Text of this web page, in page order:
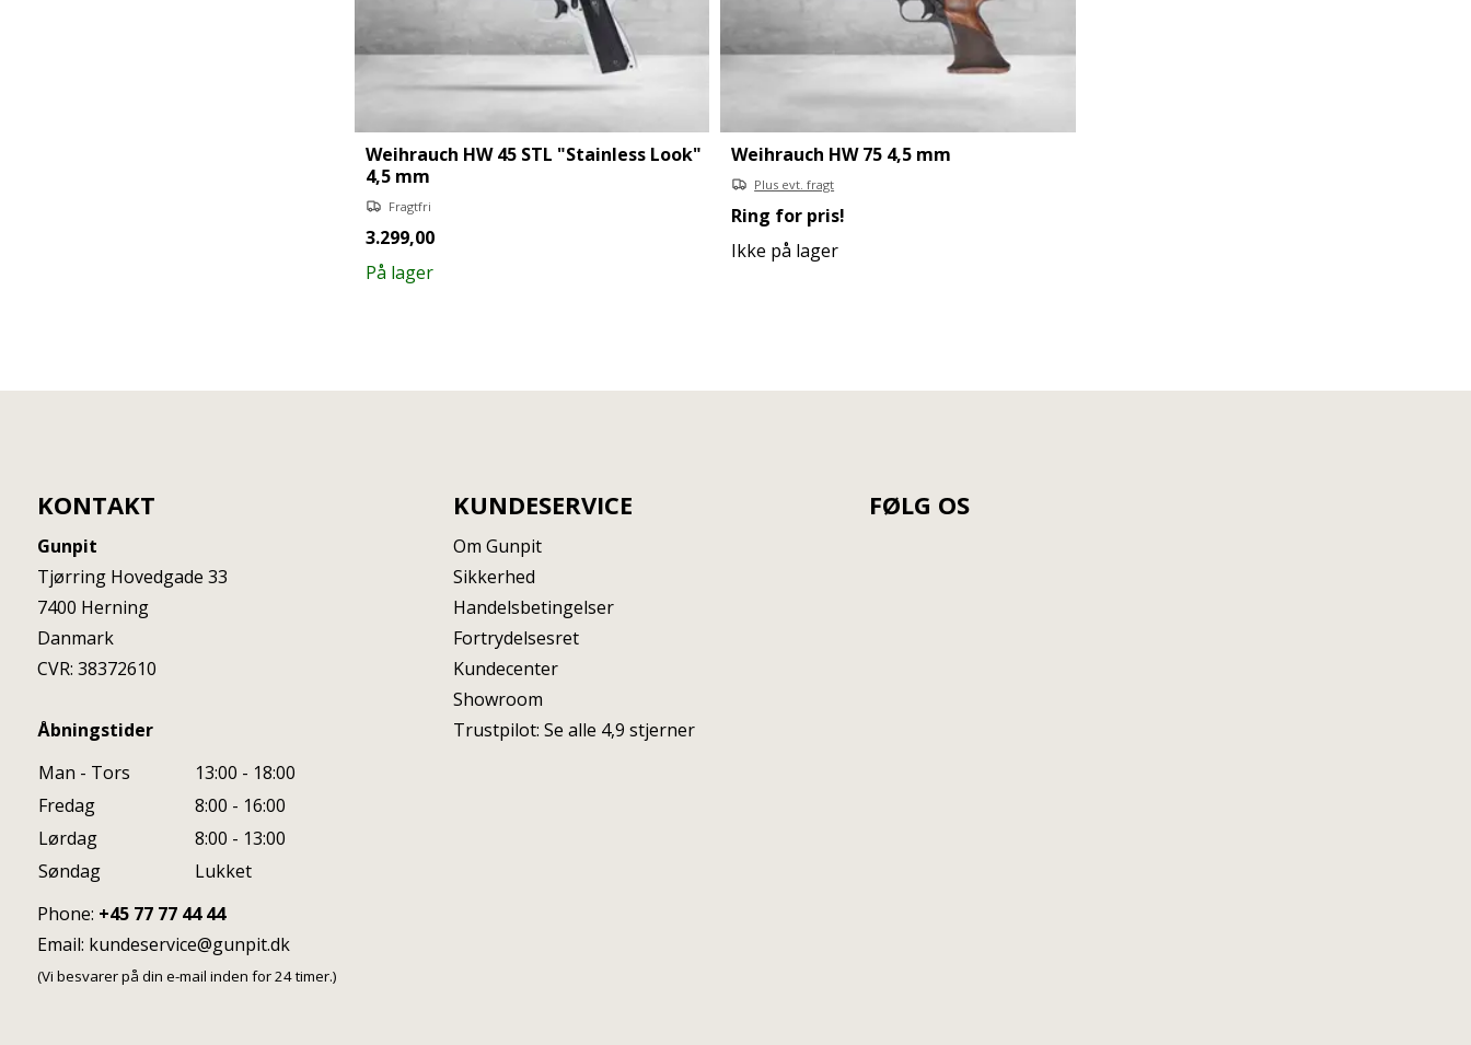
Weihrauch HW 45 STL "Stainless Look"
4,5 mm
Fragtfri
3.299,00
På lager
Weihrauch HW 75 4,5 mm
Plus evt. fragt
Ring for pris!
Ikke på lager
KONTAKT
Gunpit
Tjørring Hovedgade 33
7400 Herning
Danmark
CVR: 38372610
Åbningstider
Man - Tors
13:00 - 18:00
Fredag
8:00 - 16:00
Lørdag
8:00 - 13:00
Søndag
Lukket
Phone: +45 77 77 44 44
Email: kundeservice@gunpit.dk
(Vi besvarer på din e-mail inden for 24 timer.)
KUNDESERVICE
Om Gunpit
Sikkerhed
Handelsbetingelser
Fortrydelsesret
Kundecenter
Showroom
Trustpilot: Se alle 4,9 stjerner
FØLG OS